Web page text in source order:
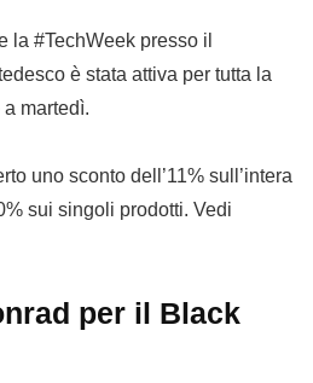
la #TechWeek presso il
è stata attiva per tutta la
martedì.
uno sconto dell’11% sull’intera
sui singoli prodotti. Vedi
per il Black